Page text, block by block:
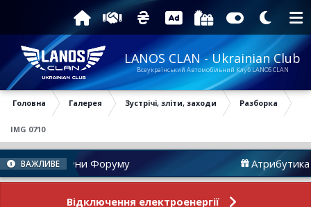
LANOS CLAN - Ukrainian Club
Всеукраїнський Автомобільний Клуб LANOS CLAN
Головна Галерея Зустрічі, зліти, заходи Разборка
IMG 0710
ВАЖЛИВЕ
Новини Форуму Атрибутика
Відключення електроенергії